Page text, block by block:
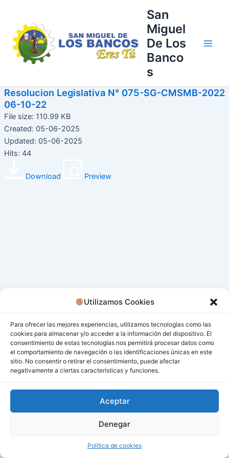
Utilizamos Cookies
Para ofrecer las mejores experiencias, utilizamos tecnologías como las
cookies para almacenar y/o acceder a la información del dispositivo. El
consentimiento de estas tecnologías nos permitirá procesar datos como
el comportamiento de navegación o las identificaciones únicas en este
sitio. No consentir o retirar el consentimiento, puede afectar
negativamente a ciertas características y funciones.
Aceptar
Denegar
Política de cookies
contenido
San
Miguel
De Los
Banco
s
Resolucion Legislativa N° 075-SG-CMSMB-2022
06-10-22
File size: 110.99 KB
Created: 05-06-2025
Updated: 05-06-2025
Hits: 44
Download Preview
Todos los derechos © 2026 San Miguel De Los Bancos |